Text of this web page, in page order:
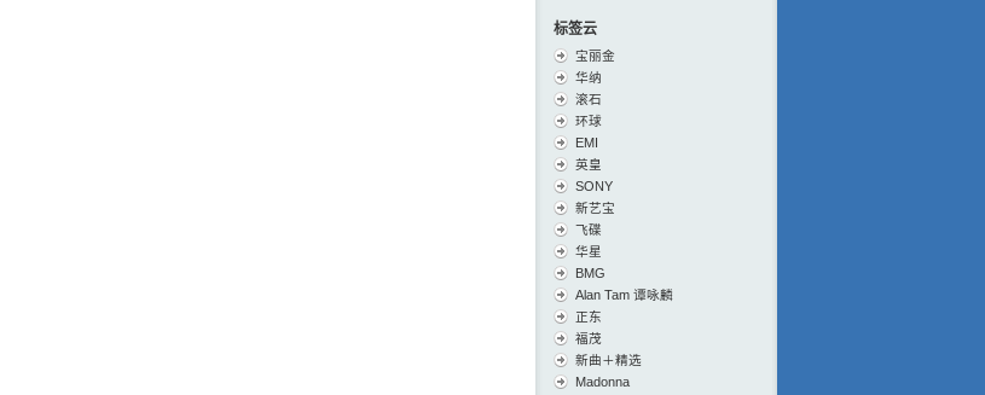
标签云
宝丽金
华纳
滚石
环球
EMI
英皇
SONY
新艺宝
飞碟
华星
BMG
Alan Tam 谭咏麟
正东
福茂
新曲＋精选
Madonna